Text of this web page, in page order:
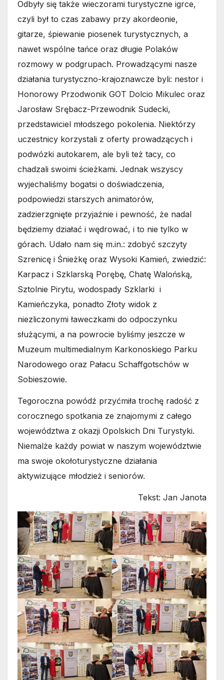
Odbyły się także wieczorami turystyczne igrce,
czyli był to czas zabawy przy akordeonie,
gitarze, śpiewanie piosenek turystycznych, a
nawet wspólne tańce oraz długie Polaków
rozmowy w podgrupach. Prowadzącymi nasze
działania turystyczno-krajoznawcze byli: nestor i
Honorowy Przodwonik GOT Dolcio Mikulec oraz
Jarosław Srębacz-Przewodnik Sudecki,
przedstawiciel młodszego pokolenia. Niektórzy
uczestnicy korzystali z oferty prowadzących i
podwózki autokarem, ale byli też tacy, co
chadzali swoimi ścieżkami. Jednak wszyscy
wyjechaliśmy bogatsi o doświadczenia,
podpowiedzi starszych animatorów,
zadzierzgnięte przyjaźnie i pewność, że nadal
będziemy działać i wędrować, i to nie tylko w
górach. Udało nam się m.in.: zdobyć szczyty
Szrenicę i Śnieżkę oraz Wysoki Kamień, zwiedzić:
Karpacz i Szklarską Porębę, Chatę Walońską,
Sztolnie Pirytu, wodospady Szklarki i
Kamieńczyka, ponadto Złoty widok z
niezliczonymi ławeczkami do odpoczynku
służącymi, a na powrocie byliśmy jeszcze w
Muzeum multimedialnym Karkonoskiego Parku
Narodowego oraz Pałacu Schaffgotschów w
Sobieszowie.
Tegoroczna powódź przyćmiła trochę radość z
corocznego spotkania ze znajomymi z całego
województwa z okazji Opolskich Dni Turystyki.
Niemalże każdy powiat w naszym województwie
ma swoje okołoturystyczne działania
aktywizujące młodzież i seniorów.
Tekst: Jan Janota